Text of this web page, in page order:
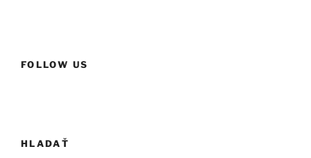
FOLLOW US
HLADAŤ